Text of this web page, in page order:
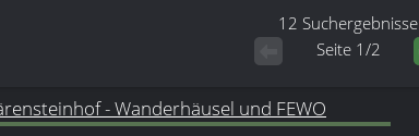
12 Suchergebnisse
Seite 1/2
- Wanderhäusel und FEWO